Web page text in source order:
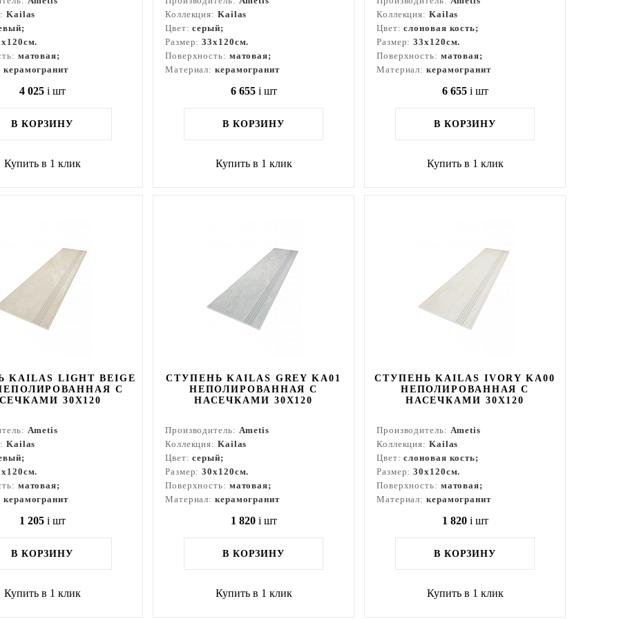
Kailas
матовая;
керамогранит
4 025 i шт
В КОРЗИНУ
Купить в 1 клик
Коллекция: Kailas
Цвет:серый;
Размер:33x120см.
Поверхность: матовая;
Материал: керамогранит
6 655 i шт
В КОРЗИНУ
Купить в 1 клик
Коллекция: Kailas
Цвет:слоновая кость;
Размер:33x120см.
Поверхность: матовая;
Материал: керамогранит
6 655 i шт
В КОРЗИНУ
Купить в 1 клик
KAILAS LIGHT BEIGE
С
30X120
Ametis
Kailas
матовая;
керамогранит
1 205 i шт
В КОРЗИНУ
Купить в 1 клик
СТУПЕНЬ KAILAS GREY KA01
НЕПОЛИРОВАННАЯ С
НАСЕЧКАМИ 30X120
Производитель: Ametis
Коллекция: Kailas
Цвет:серый;
Размер:30x120см.
Поверхность: матовая;
Материал: керамогранит
1 820 i шт
В КОРЗИНУ
Купить в 1 клик
СТУПЕНЬ KAILAS IVORY KA00
НЕПОЛИРОВАННАЯ С
НАСЕЧКАМИ 30X120
Производитель: Ametis
Коллекция: Kailas
Цвет:слоновая кость;
Размер:30x120см.
Поверхность: матовая;
Материал: керамогранит
1 820 i шт
В КОРЗИНУ
Купить в 1 клик